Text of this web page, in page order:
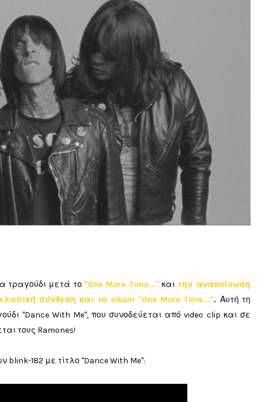
τραγούδι μετά το "One More Time..."και την ανακοίνωση
σύνθεση και το album "One More Time...". Αυτή τη
"Dance With Me", που συνοδεύεται από video clip και σε
τους Ramones!
182 με τίτλο "Dance With Me":